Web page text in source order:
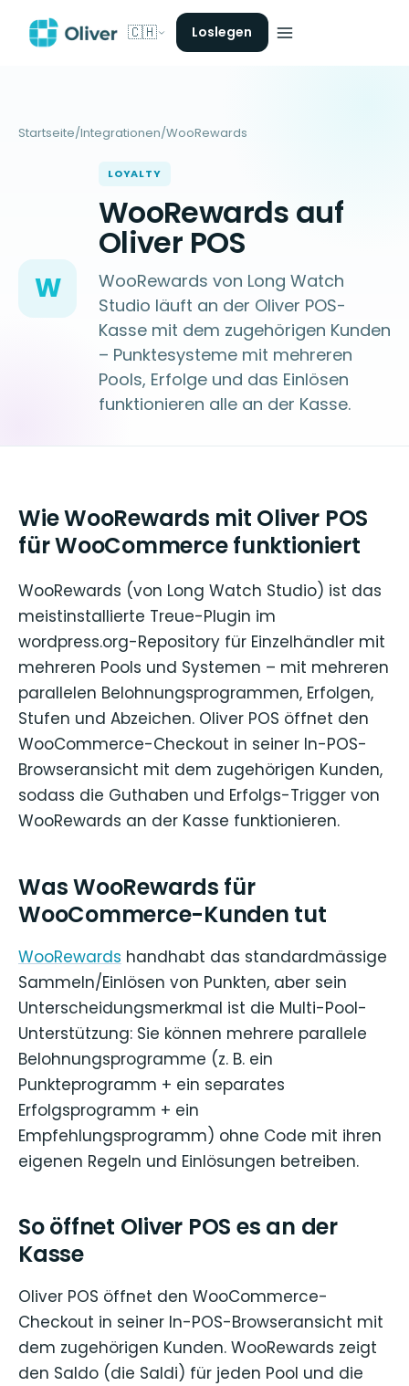
🇨🇭 Loslegen
Startseite/Integrationen/WooRewards
W
LOYALTY
WooRewards auf
Oliver POS
WooRewards von Long Watch
Studio läuft an der Oliver POS-
Kasse mit dem zugehörigen Kunden
– Punktesysteme mit mehreren
Pools, Erfolge und das Einlösen
funktionieren alle an der Kasse.
Wie WooRewards mit Oliver POS
für WooCommerce funktioniert
WooRewards (von Long Watch Studio) ist das
meistinstallierte Treue-Plugin im
wordpress.org-Repository für Einzelhändler mit
mehreren Pools und Systemen – mit mehreren
parallelen Belohnungsprogrammen, Erfolgen,
Stufen und Abzeichen. Oliver POS öffnet den
WooCommerce-Checkout in seiner In-POS-
Browseransicht mit dem zugehörigen Kunden,
sodass die Guthaben und Erfolgs-Trigger von
WooRewards an der Kasse funktionieren.
Was WooRewards für
WooCommerce-Kunden tut
WooRewards handhabt das standardmässige
Sammeln/Einlösen von Punkten, aber sein
Unterscheidungsmerkmal ist die Multi-Pool-
Unterstützung: Sie können mehrere parallele
Belohnungsprogramme (z. B. ein
Punkteprogramm + ein separates
Erfolgsprogramm + ein
Empfehlungsprogramm) ohne Code mit ihren
eigenen Regeln und Einlösungen betreiben.
So öffnet Oliver POS es an der
Kasse
Oliver POS öffnet den WooCommerce-
Checkout in seiner In-POS-Browseransicht mit
dem zugehörigen Kunden. WooRewards zeigt
den Saldo (die Saldi) für jeden Pool und die